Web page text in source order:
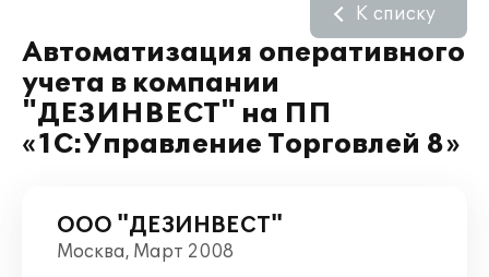
Автоматизация оперативного
учета в компании
"ДЕЗИНВЕСТ" на ПП
«1С:Управление Торговлей 8»
К списку
ООО "ДЕЗИНВЕСТ"
Москва, Март 2008